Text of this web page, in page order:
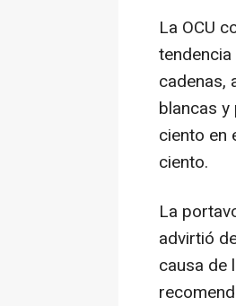
La OCU
cadenas,
blancas
ciento en
ciento.
La
advirtió
causa de